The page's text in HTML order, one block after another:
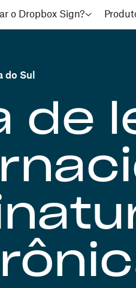
o Dropbox Sign?
do Sul
de